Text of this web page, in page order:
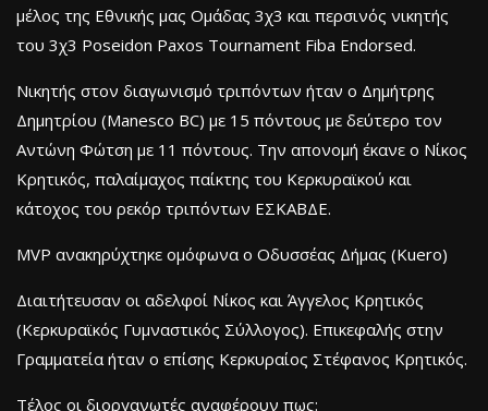
μέλος της Εθνικής μας Ομάδας 3χ3 και περσινός νικητής
του 3χ3 Poseidon Paxos Tournament Fiba Endorsed.
Νικητής στον διαγωνισμό τριπόντων ήταν ο Δημήτρης
Δημητρίου (Manesco BC) με 15 πόντους με δεύτερο τον
Αντώνη Φώτση με 11 πόντους. Την απονομή έκανε ο Νίκος
Κρητικός, παλαίμαχος παίκτης του Κερκυραϊκού και
κάτοχος του ρεκόρ τριπόντων ΕΣΚΑΒΔΕ.
MVP ανακηρύχτηκε ομόφωνα ο Οδυσσέας Δήμας (Kuero)
Διαιτήτευσαν οι αδελφοί Νίκος και Άγγελος Κρητικός
(Κερκυραϊκός Γυμναστικός Σύλλογος). Επικεφαλής στην
Γραμματεία ήταν ο επίσης Κερκυραίος Στέφανος Κρητικός.
Τέλος οι διοργανωτές αναφέρουν πως: